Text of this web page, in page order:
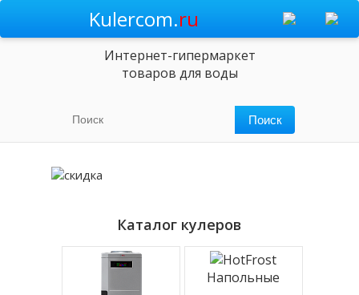
Kulercom.ru
Интернет-гипермаркет
товаров для воды
Каталог кулеров
Напольные